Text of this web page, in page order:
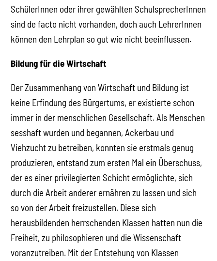
SchülerInnen oder ihrer gewählten SchulsprecherInnen
sind de facto nicht vorhanden, doch auch LehrerInnen
können den Lehrplan so gut wie nicht beeinflussen.
Bildung für die Wirtschaft
Der Zusammenhang von Wirtschaft und Bildung ist
keine Erfindung des Bürgertums, er existierte schon
immer in der menschlichen Gesellschaft. Als Menschen
sesshaft wurden und begannen, Ackerbau und
Viehzucht zu betreiben, konnten sie erstmals genug
produzieren, entstand zum ersten Mal ein Überschuss,
der es einer privilegierten Schicht ermöglichte, sich
durch die Arbeit anderer ernähren zu lassen und sich
so von der Arbeit freizustellen. Diese sich
herausbildenden herrschenden Klassen hatten nun die
Freiheit, zu philosophieren und die Wissenschaft
voranzutreiben. Mit der Entstehung von Klassen